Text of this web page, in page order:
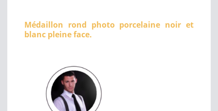
Médaillon rond photo porcelaine noir et
blanc pleine face.